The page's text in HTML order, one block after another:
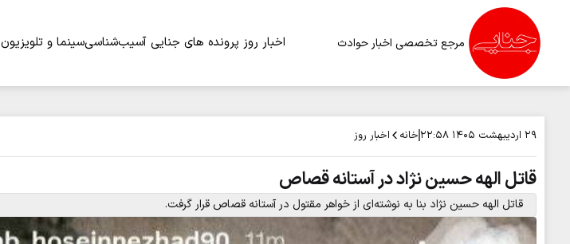
مرجع تخصصی اخبار حوادث اخبار روز پرونده های جنایی آسیب‌شناسیسینما و تلویزیون
۲۹ اردیبهشت ۱۴۰۵ ۲۲:۵۸ خانه اخبار روز
قاتل الهه حسین نژاد در آستانه قصاص
قاتل الهه حسین نژاد بنا به نوشته‌ای از خواهر مقتول در آستانه قصاص قرار گرفت.